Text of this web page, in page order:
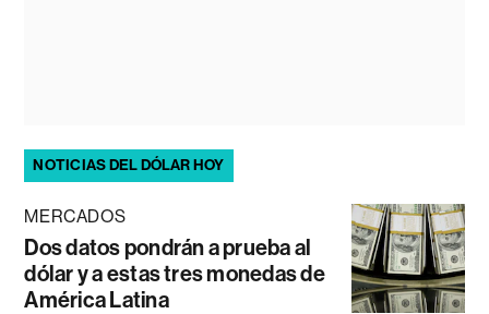
NOTICIAS DEL DÓLAR HOY
MERCADOS
Dos datos pondrán a prueba al
dólar y a estas tres monedas de
América Latina